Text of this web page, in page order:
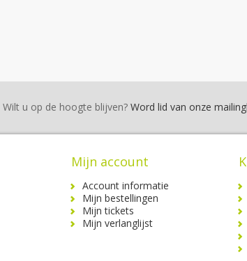
Wilt u op de hoogte blijven?Word lid van onze
Mijn account
Account informatie
Mijn bestellingen
Mijn tickets
Mijn verlanglijst